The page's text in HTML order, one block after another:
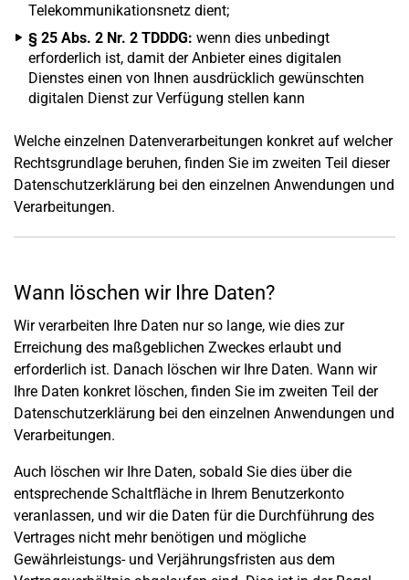
Telekommunikationsnetz dient;
§ 25 Abs. 2 Nr. 2 TDDDG: wenn dies unbedingt
erforderlich ist, damit der Anbieter eines digitalen
Dienstes einen von Ihnen ausdrücklich gewünschten
digitalen Dienst zur Verfügung stellen kann
Welche einzelnen Datenverarbeitungen konkret auf welcher
Rechtsgrundlage beruhen, finden Sie im zweiten Teil dieser
Datenschutzerklärung bei den einzelnen Anwendungen und
Verarbeitungen.
Wann löschen wir Ihre Daten?
Wir verarbeiten Ihre Daten nur so lange, wie dies zur
Erreichung des maßgeblichen Zweckes erlaubt und
erforderlich ist. Danach löschen wir Ihre Daten. Wann wir
Ihre Daten konkret löschen, finden Sie im zweiten Teil der
Datenschutzerklärung bei den einzelnen Anwendungen und
Verarbeitungen.
Auch löschen wir Ihre Daten, sobald Sie dies über die
entsprechende Schaltfläche in Ihrem Benutzerkonto
veranlassen, und wir die Daten für die Durchführung des
Vertrages nicht mehr benötigen und mögliche
Gewährleistungs- und Verjährungsfristen aus dem